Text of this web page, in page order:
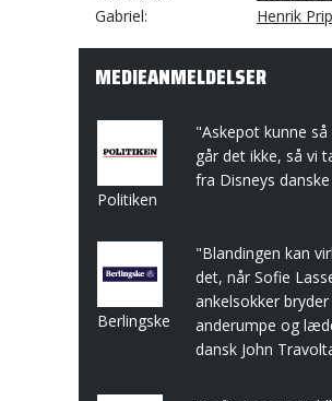
Gabriel
Henrik Prip
MEDIEANMELDELSER
Politiken
"Askepot kunne
går det ikke, så vi
fra Disneys
Berlingske
"Blandingen kan
det, når Sofie
ankelsokker
anderumpe og
dansk John